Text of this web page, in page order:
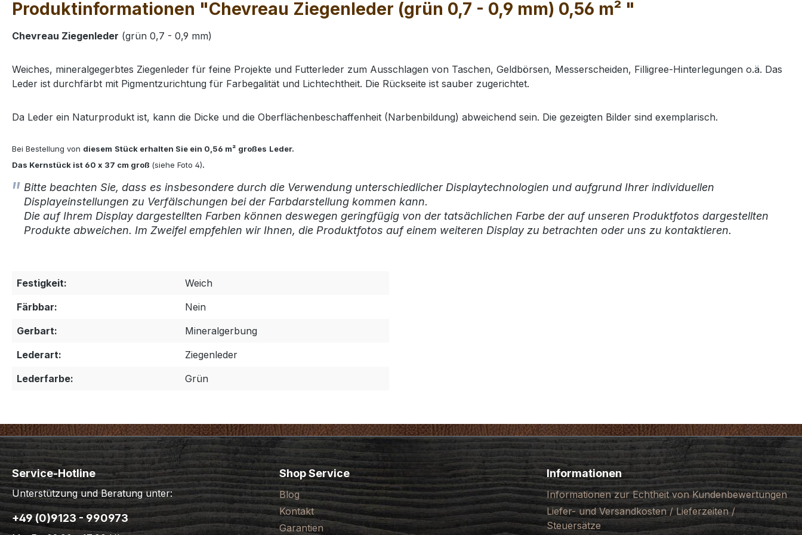
Produktinformationen "Chevreau Ziegenleder (grün 0,7 - 0,9 mm) 0,56 m² "
Chevreau Ziegenleder (grün 0,7 - 0,9 mm)
Weiches, mineralgegerbtes Ziegenleder für feine Projekte und Futterleder zum Ausschlagen von Taschen, Geldbörsen, Messerscheiden, Filligree-Hinterlegungen o.ä. Das
Leder ist durchfärbt mit Pigmentzurichtung für Farbegalität und Lichtechtheit. Die Rückseite ist sauber zugerichtet.
Da Leder ein Naturprodukt ist, kann die Dicke und die Oberflächenbeschaffenheit (Narbenbildung) abweichend sein. Die gezeigten Bilder sind exemplarisch.
Bei Bestellung von diesem Stück erhalten Sie ein 0,56 m² großes Leder.
Das Kernstück ist 60 x 37 cm groß (siehe Foto 4).
Bitte beachten Sie, dass es insbesondere durch die Verwendung unterschiedlicher Displaytechnologien und aufgrund Ihrer individuellen
Displayeinstellungen zu Verfälschungen bei der Farbdarstellung kommen kann.
Die auf Ihrem Display dargestellten Farben können deswegen geringfügig von der tatsächlichen Farbe der auf unseren Produktfotos dargestellten
Produkte abweichen. Im Zweifel empfehlen wir Ihnen, die Produktfotos auf einem weiteren Display zu betrachten oder uns zu kontaktieren.
Festigkeit:
Weich
Färbbar:
Nein
Gerbart:
Mineralgerbung
Lederart:
Ziegenleder
Lederfarbe:
Grün
Service-Hotline
Unterstützung und Beratung unter:
+49 (0)9123 - 990973
Shop Service
Blog
Kontakt
Garantien
Informationen
Informationen zur Echtheit von Kundenbewertungen
Liefer- und Versandkosten / Lieferzeiten /
Steuersätze